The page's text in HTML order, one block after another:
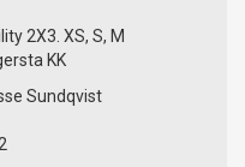
2X3. XS, S, M
KK
Sundqvist